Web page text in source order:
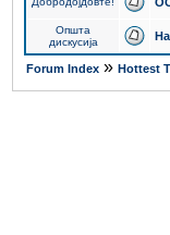
Општа
дискусија
Forum Index » Hottest